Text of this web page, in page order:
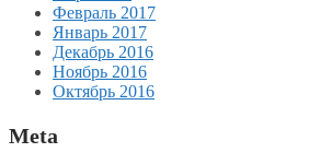
Февраль 2017
Январь 2017
Декабрь 2016
Ноябрь 2016
Октябрь 2016
Meta